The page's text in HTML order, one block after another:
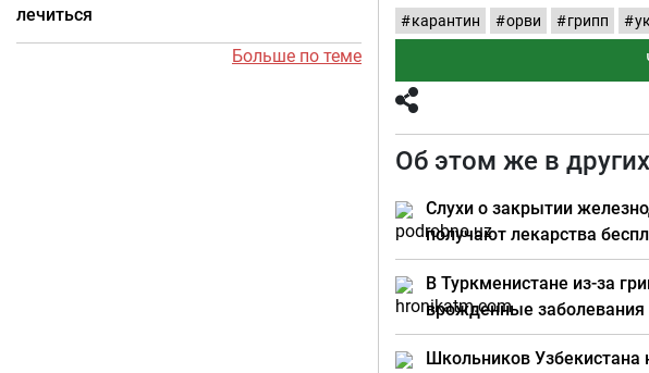
лечиться
Больше по теме
карантин орви грипп
Об этом же в
Слухи о закрытии
получают лекарства
В Туркменистане из-за
врожденные заболевания
Школьников Узбекистана